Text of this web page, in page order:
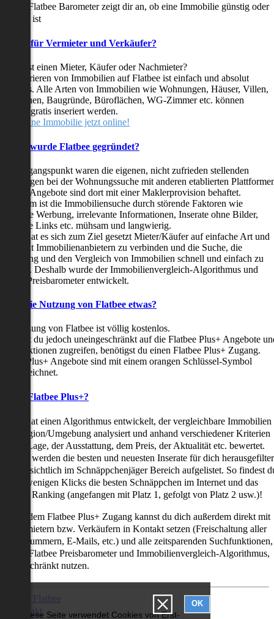
Diese Seite verwendet Cookies von Erst-
OK
Der Flatbee Barometer zeigt dir an, ob eine Immobilie günstig oder
teuer ist
für Vermieter und Verkäufer?
suchst einen Mieter, Käufer oder Nachmieter?
Inserieren von Immobilien auf Flatbee ist einfach und absolut
Alle Arten von Immobilien wie Wohnungen, Häuser, Villen,
Baugründe, Büroflächen, WG-Zimmer etc. können
gratis inseriert werden.
deine Immobilie jetzt online!
wurde Flatbee gegründet?
Ausgangspunkt waren die eigenen, nicht zufrieden stellenden
bei der Wohnungssuche mit anderen etablierten
alle Angebote sind dort mit einer Maklerprovision behaftet.
ist die Immobiliensuche durch störende Faktoren wie
Werbung, irrelevante Informationen, Inserate ohne Bilder,
Links etc. mühsam und langwierig.
hat es sich zum Ziel gesetzt Mieter/Käufer auf einfache Art und
mit Immobilienanbietern zu verbinden und die Suche, die
und den Vergleich von Immobilien schnell und einfach zu
Deshalb wurde der Immobilienvergleich-Algorithmus und
Preisbarometer entwickelt.
die Nutzung von Flatbee etwas?
Nutzung von Flatbee ist völlig kostenlos.
du jedoch uneingeschränkt auf die Flatbee Plus+ Angebote
zugreifen, benötigst du einen Flatbee Plus+ Zugang.
Plus+ Angebote sind mit einem orangen Schlüssel-Symbol
ist Flatbee Plus+?
hat einen Algorithmus entwickelt, der vergleichbare Immobilien
Region/Umgebung analysiert und anhand verschiedener Kriterien
der Lage, der Ausstattung, dem Preis, der Aktualität etc. bewertet.
werden die besten und neuesten Inserate für dich
übersichtlich im Schnäppchenjäger Bereich aufgelistet. So findest
nur wenigen Klicks die besten Schnäppchen im Internet und das
als Ranking (angefangen mit Platz 1, gefolgt von Platz 2 usw.)!
mit dem Flatbee Plus+ Zugang kannst du dich außerdem direkt mit
Vermietern bzw. Verkäufern in Kontakt setzen (Freischaltung aller
E-Mails, etc.) und alle zeitsparenden Suchfunktionen,
den Flatbee Preisbarometer und Immobilienvergleich-Algorithmus,
nutzen.
Über Flatbee
Kontakt